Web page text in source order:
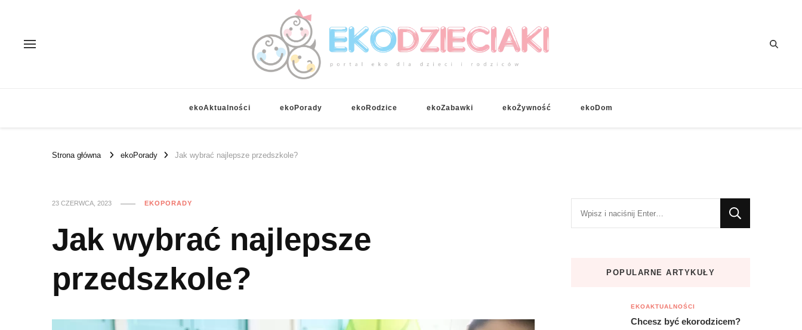
ekoAktualności ekoPorady ekoRodzice ekoZabawki ekoŻywność ekoDom
Strona główna ekoPorady Jak wybrać najlepsze przedszkole?
23 CZERWCA, 2023 EKOPORADY
Jak wybrać najlepsze
przedszkole?
POPULARNE ARTYKUŁY
EKOAKTUALNOŚCI
Chcesz być ekorodzicem?